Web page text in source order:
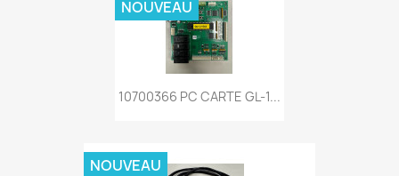
10700366 PC CARTE GL-1...
NOUVEAU
NOUVEAU